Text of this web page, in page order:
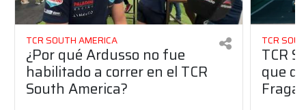
TCR SOUTH AMERICA
¿Por qué Ardusso no fue
habilitado a correr en el TCR
South America?
TCR
TCR
que
Fraga